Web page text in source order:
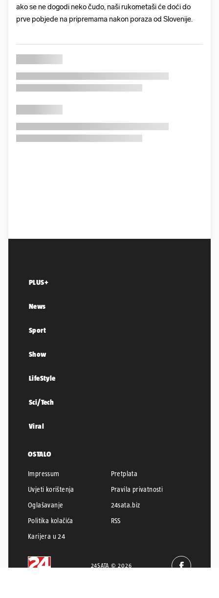
ako se ne dogodi neko čudo, naši rukometaši će doći do
prve pobjede na pripremama nakon poraza od Slovenije.
PLUS+
News
Sport
Show
LifeStyle
Sci/Tech
Viral
OSTALO
Impressum
Pretplata
Uvjeti korištenja
Pravila privatnosti
Oglašavanje
24sata.biz
Politika kolačića
RSS
Karijera u 24
24SATA © 2026